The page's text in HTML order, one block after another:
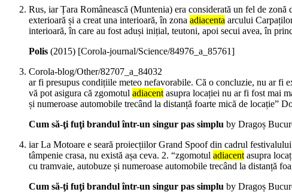
Rus, iar Țara Românească (Muntenia) era considerată un fel de
exterioară și a creat una interioară, în zona adiacenta arcului
interioară, în care au fost aduși inițial, teutoni, apoi secui avea, în
Polis (2015) [Corola-journal/Science/84976_a_85761]
Corola-blog/Other/82707_a_84032
ar fi presupus condițiile meteo nefavorabile. Că o concluzie, nu ar fi
vă pot asigura că zgomotul adiacentasupra locației nu ar fi fost mai
și numeroase automobile trecând la distanță foarte mică de locație”
Cum să-ţi fuţi brandul într-un singur pas simplu by Dragoș
iar La Motoare e seară proiecțiilor Grand Spoof din cadrul
tâmpenie crasa, nu există așa ceva. 2. “zgomotul adiacentasupra
cu tramvaie, autobuze și numeroase automobile trecând la distanță
Cum să-ţi fuţi brandul într-un singur pas simplu by Dragoș